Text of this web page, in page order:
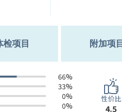
检项目 附加项
66%
33%
0%
0%
性价比
4.5